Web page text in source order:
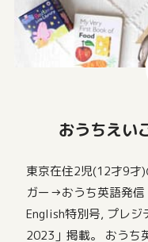
おうちえい
東京在住2児(12才9才
ガー→おうち英語発信
English特別号, プレ
2023」掲載。 おうち